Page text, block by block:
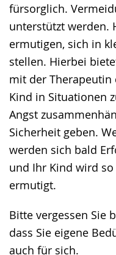
fürsorglich.
unterstützt werden.
ermutigen, sich in
stellen. Hierbei
mit der
Kind in Situationen
Angst
Sicherheit geben.
werden sich bald
und Ihr Kind wird
ermutigt.
Bitte vergessen Sie
dass Sie eigene
auch für sich.